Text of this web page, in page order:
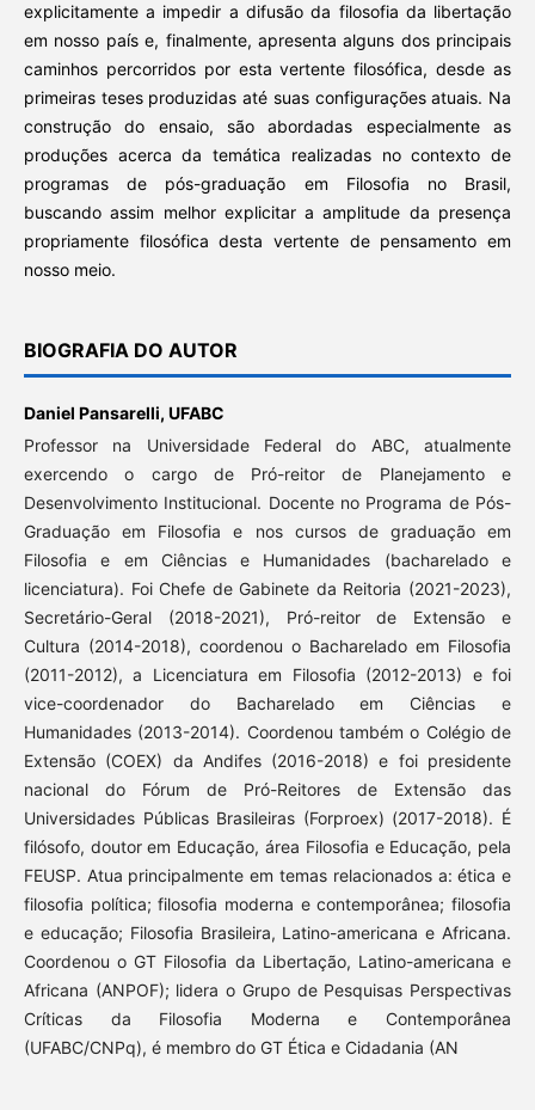
explicitamente a impedir a difusão da filosofia da libertação
em nosso país e, finalmente, apresenta alguns dos principais
caminhos percorridos por esta vertente filosófica, desde as
primeiras teses produzidas até suas configurações atuais. Na
construção do ensaio, são abordadas especialmente as
produções acerca da temática realizadas no contexto de
programas de pós-graduação em Filosofia no Brasil,
buscando assim melhor explicitar a amplitude da presença
propriamente filosófica desta vertente de pensamento em
nosso meio.
BIOGRAFIA DO AUTOR
Daniel Pansarelli, UFABC
Professor na Universidade Federal do ABC, atualmente
exercendo o cargo de Pró-reitor de Planejamento e
Desenvolvimento Institucional. Docente no Programa de Pós-
Graduação em Filosofia e nos cursos de graduação em
Filosofia e em Ciências e Humanidades (bacharelado e
licenciatura). Foi Chefe de Gabinete da Reitoria (2021-2023),
Secretário-Geral (2018-2021), Pró-reitor de Extensão e
Cultura (2014-2018), coordenou o Bacharelado em Filosofia
(2011-2012), a Licenciatura em Filosofia (2012-2013) e foi
vice-coordenador do Bacharelado em Ciências e
Humanidades (2013-2014). Coordenou também o Colégio de
Extensão (COEX) da Andifes (2016-2018) e foi presidente
nacional do Fórum de Pró-Reitores de Extensão das
Universidades Públicas Brasileiras (Forproex) (2017-2018). É
filósofo, doutor em Educação, área Filosofia e Educação, pela
FEUSP. Atua principalmente em temas relacionados a: ética e
filosofia política; filosofia moderna e contemporânea; filosofia
e educação; Filosofia Brasileira, Latino-americana e Africana.
Coordenou o GT Filosofia da Libertação, Latino-americana e
Africana (ANPOF); lidera o Grupo de Pesquisas Perspectivas
Críticas da Filosofia Moderna e Contemporânea
(UFABC/CNPq), é membro do GT Ética e Cidadania (AN